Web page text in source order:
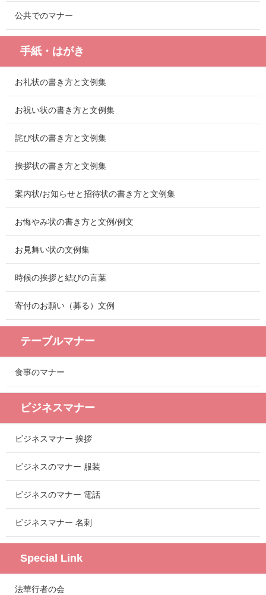
公共でのマナー
手紙・はがき
お礼状の書き方と文例集
お祝い状の書き方と文例集
詫び状の書き方と文例集
挨拶状の書き方と文例集
案内状/お知らせと招待状の書き方と文例集
お悔やみ状の書き方と文例/例文
お見舞い状の文例集
時候の挨拶と結びの言葉
寄付のお願い（募る）文例
テーブルマナー
食事のマナー
ビジネスマナー
ビジネスマナー 挨拶
ビジネスのマナー 服装
ビジネスのマナー 電話
ビジネスマナー 名刺
Special Link
法華行者の会